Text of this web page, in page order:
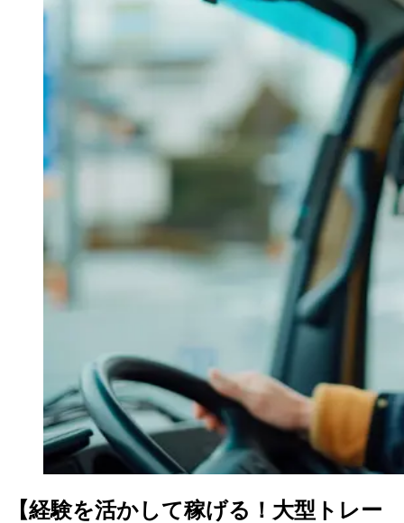
【経験を活かして稼げる！大型トレー